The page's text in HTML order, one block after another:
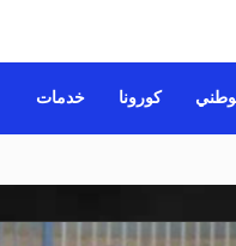
كورونا خدمات